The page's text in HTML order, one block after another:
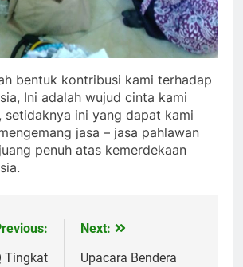
bentuk kontribusi kami terhadap
Ini adalah wujud cinta kami
setidaknya ini yang dapat kami
jasa – jasa pahlawan
penuh atas kemerdekaan
Tingkat
Next:
Upacara Bendera